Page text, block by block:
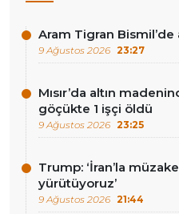
Aram Tigran Bismil’de
9 Ağustos 2026 23:27
Mısır’da altın
göçükte 1 işçi öldü
9 Ağustos 2026 23:25
Trump: ‘İran’la
yürütüyoruz’
9 Ağustos 2026 21:44